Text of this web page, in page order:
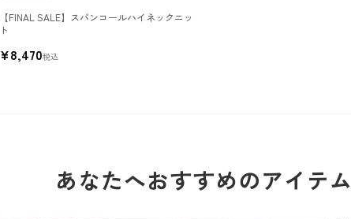
【FINAL SALE】スパンコールハイネックニッ
ト
¥8,470税込
あなたへおすすめのアイテム